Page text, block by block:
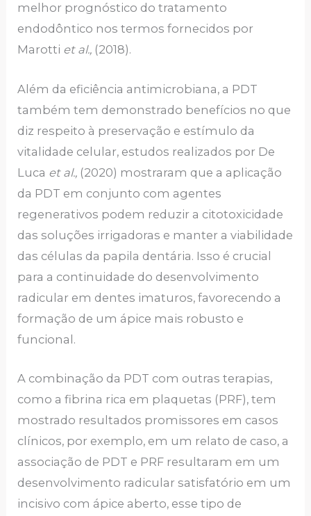
melhor prognóstico do tratamento
endodôntico nos termos fornecidos por
Marotti et al., (2018).
Além da eficiência antimicrobiana, a PDT
também tem demonstrado benefícios no que
diz respeito à preservação e estímulo da
vitalidade celular, estudos realizados por De
Luca et al., (2020) mostraram que a aplicação
da PDT em conjunto com agentes
regenerativos podem reduzir a citotoxicidade
das soluções irrigadoras e manter a viabilidade
das células da papila dentária. Isso é crucial
para a continuidade do desenvolvimento
radicular em dentes imaturos, favorecendo a
formação de um ápice mais robusto e
funcional.
A combinação da PDT com outras terapias,
como a fibrina rica em plaquetas (PRF), tem
mostrado resultados promissores em casos
clínicos, por exemplo, em um relato de caso, a
associação de PDT e PRF resultaram em um
desenvolvimento radicular satisfatório em um
incisivo com ápice aberto, esse tipo de